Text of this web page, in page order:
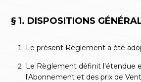
§ 1. DISPOSITIONS
Le présent Règlement a été
Le Règlement définit l'étendue
l'Abonnement et des prix de